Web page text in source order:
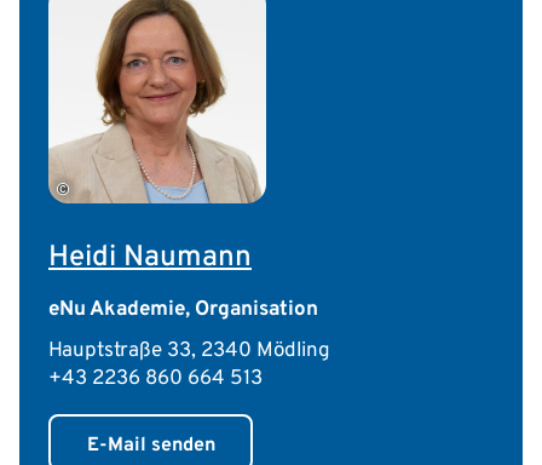
©
Heidi Naumann
eNu Akademie, Organisation
Hauptstraße 33, 2340 Mödling
+43 2236 860 664 513
E-Mail senden